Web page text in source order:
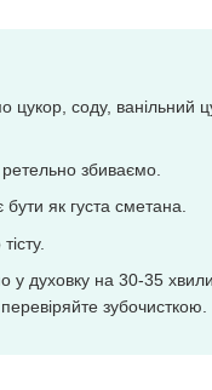
соду, ванільний
збиваємо.
як густа сметана.
духовку на 30-35
зубочисткою.